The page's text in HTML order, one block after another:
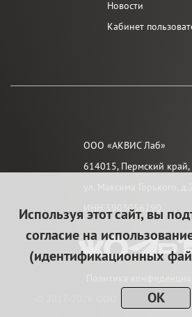
Новости
Кабинет
ООО «АКВИС Лаб»
614015, Пермский край,
ИНН 5903056290
© 2017-2026 ООО «АКВИС Лаб».
Используя этот сайт, вы
согласие на
(идентификационных
OK